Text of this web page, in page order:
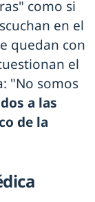
como si
en el
quedan con
el
"No somos
a las
de la